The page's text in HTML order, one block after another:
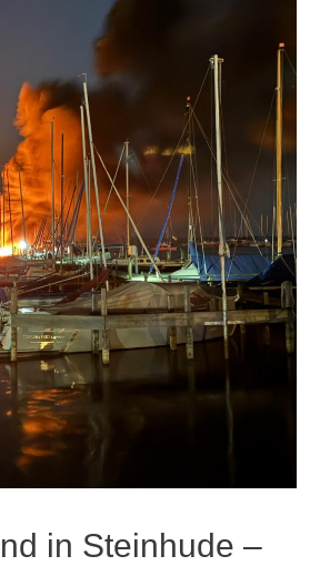
in Steinhude –